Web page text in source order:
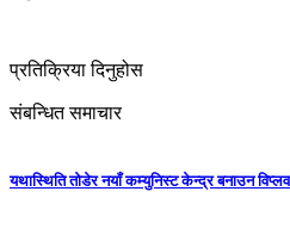
प्रतिक्रिया दिनुहोस
संबन्धित समाचार
यथास्थिति तोडेर नयाँ कम्युनिस्ट केन्द्र बनाउन